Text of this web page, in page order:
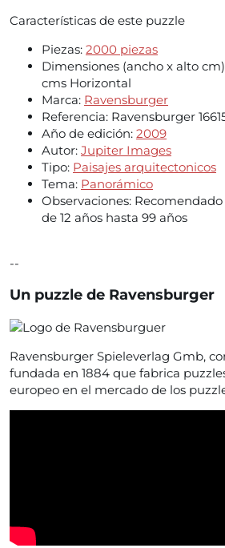
Características de este puzzle
Piezas: 2000 piezas
Dimensiones (ancho x alto
cms Horizontal
Marca: Ravensburger
Referencia: Ravensburger
Año de edición: 2009
Autor: Jupiter Images
Tipo: Paisajes arquitectonicos
Tema: Panorámico
Observaciones:
de 12 años hasta 99 años
--
Un puzzle de Ravensburger
Ravensburger Spieleverlag Gmb,
fundada en 1884 que fabrica
europeo en el mercado de los